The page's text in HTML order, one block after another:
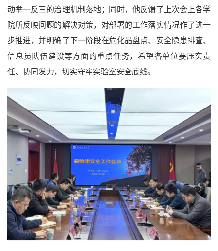
动举一反三的治理机制落地；同时，他反馈了上次会上各学
院所反映问题的解决对策，对部署的工作落实情况作了进一
步推进，并明确了下一阶段在危化品盘点、安全隐患排查、
信息员队伍建设等方面的重点任务，希望各单位要压实责
任、协同发力，切实守牢实验室安全底线。